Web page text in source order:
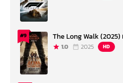
#9 The Long Walk
1.0 2025 HD